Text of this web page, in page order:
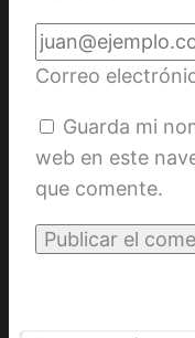
Correo
Guarda mi
web en este
que comente.